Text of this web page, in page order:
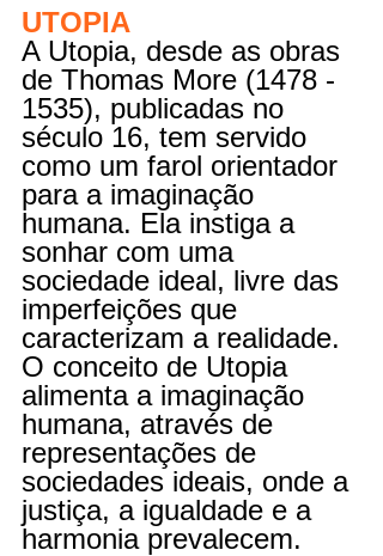
UTOPIA
A Utopia, desde as obras
de Thomas More (1478 -
1535), publicadas no
século 16, tem servido
como um farol orientador
para a imaginação
humana. Ela instiga a
sonhar com uma
sociedade ideal, livre das
imperfeições que
caracterizam a realidade.
O conceito de Utopia
alimenta a imaginação
humana, através de
representações de
sociedades ideais, onde a
justiça, a igualdade e a
harmonia prevalecem.